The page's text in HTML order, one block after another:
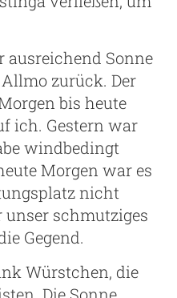
Sonne
zurück. Der
bis heute
ich. Gestern war
windbedingt
Morgen war es
nicht
schmutziges
Gegend.
Würstchen, die
Die Sonne